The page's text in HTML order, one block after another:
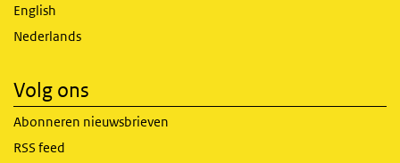
English
Nederlands
Volg ons
Abonneren nieuwsbrieven
RSS feed